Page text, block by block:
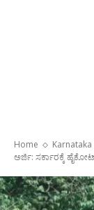
Home
ಅರ್ಜಿ: ಸರ್ಕಾರಕ್ಕೆ